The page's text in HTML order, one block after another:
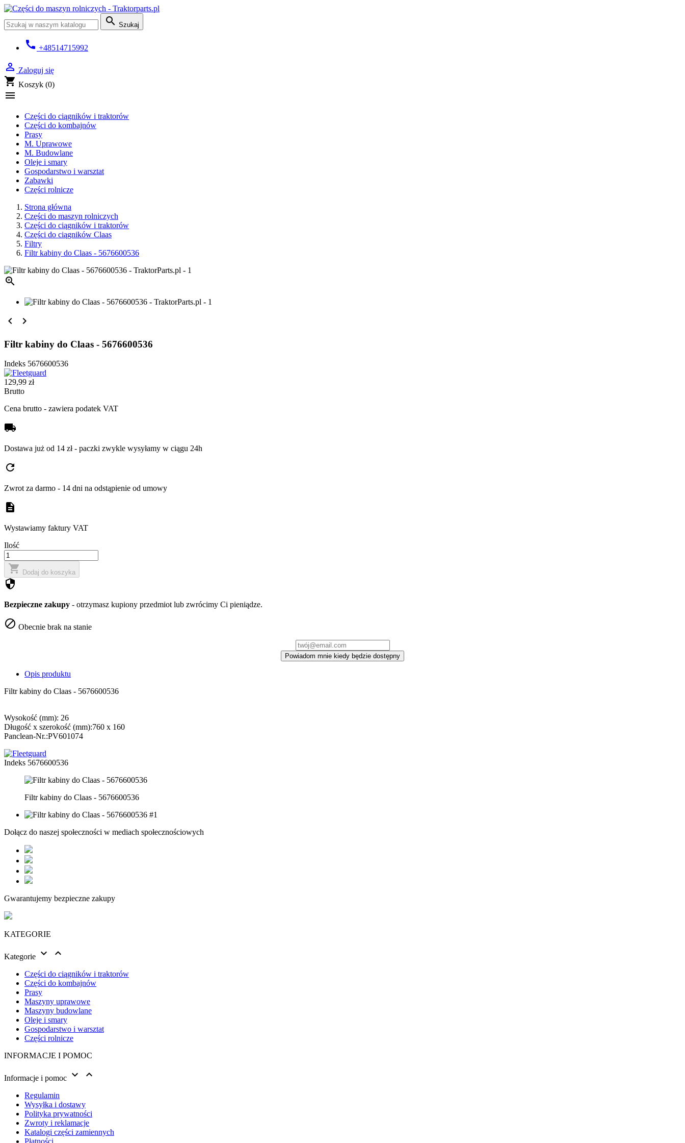
 Szukaj
call +48514715992
 Zaloguj się
shopping_cart Koszyk (0)

Części do ciągników i traktorów
Części do kombajnów
Prasy
M. Uprawowe
M. Budowlane
Oleje i smary
Gospodarstwo i warsztat
Zabawki
Części rolnicze
Strona główna
Części do maszyn rolniczych
Części do ciągników i traktorów
Części do ciągników Claas
Filtry
Filtr kabiny do Claas - 5676600536

 
Filtr kabiny do Claas - 5676600536
Indeks 5676600536
129,99 zł
Brutto
Cena brutto - zawiera podatek VAT
local_shipping
Dostawa już od 14 zł - paczki zwykle wysyłamy w ciągu 24h
refresh
Zwrot za darmo - 14 dni na odstąpienie od umowy
description
Wystawiamy faktury VAT
Ilość
 Dodaj do koszyka
security
Bezpieczne zakupy - otrzymasz kupiony przedmiot lub zwrócimy Ci pieniądze.
 Obecnie brak na stanie
Powiadom mnie kiedy będzie dostępny
Opis produktu
Filtr kabiny do Claas - 5676600536
Wysokość (mm): 26
Długość x szerokość (mm):760 x 160
Panclean-Nr.:PV601074
Indeks 5676600536
Filtr kabiny do Claas - 5676600536
Dołącz do naszej społeczności w mediach społecznościowych
Gwarantujemy bezpieczne zakupy
KATEGORIE
Kategorie  
Części do ciągników i traktorów
Części do kombajnów
Prasy
Maszyny uprawowe
Maszyny budowlane
Oleje i smary
Gospodarstwo i warsztat
Części rolnicze
INFORMACJE I POMOC
Informacje i pomoc  
Regulamin
Wysyłka i dostawy
Polityka prywatności
Zwroty i reklamacje
Katalogi części zamiennych